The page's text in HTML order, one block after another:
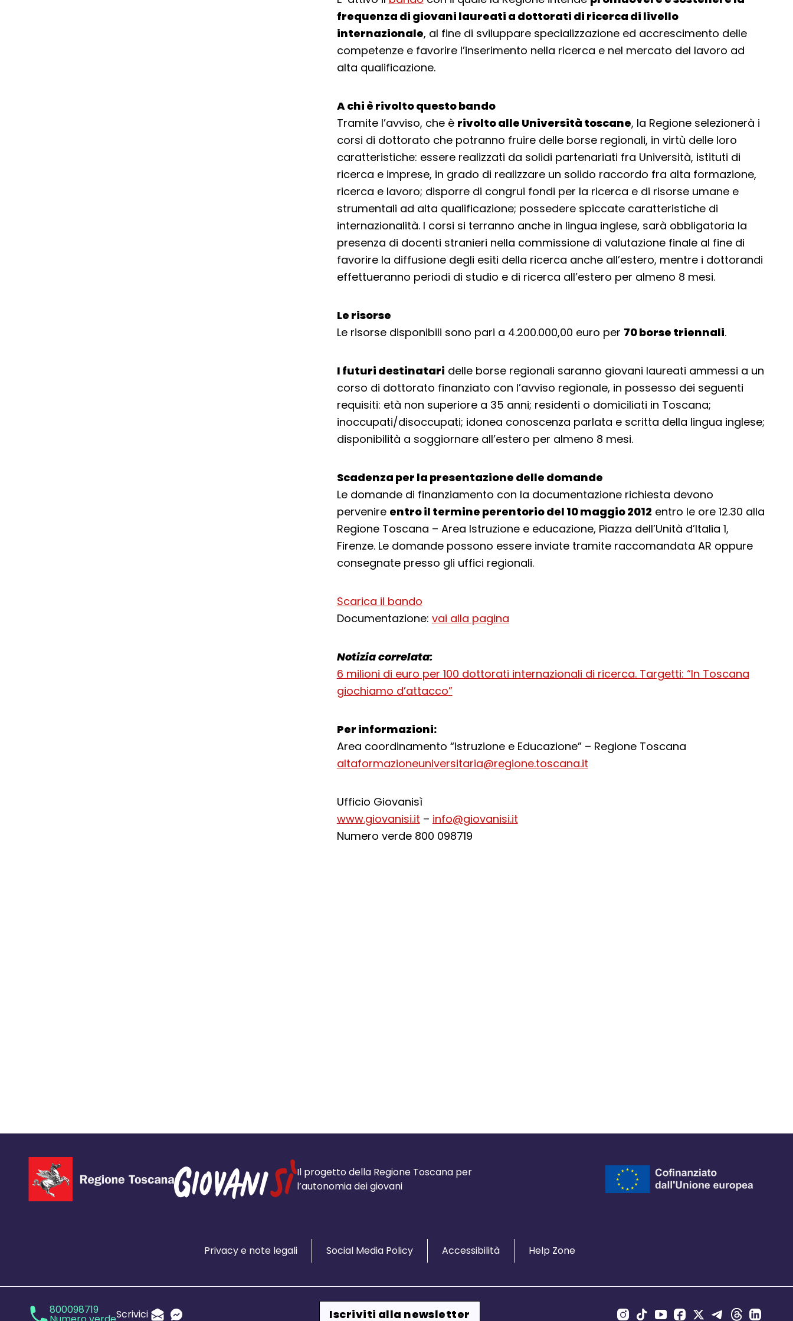
frequenza di giovani laureati a dottorati di ricerca di livello
internazionale, al fine di sviluppare specializzazione ed accrescimento delle
competenze e favorire l’inserimento nella ricerca e nel mercato del lavoro ad
alta qualificazione.
A chi è rivolto questo bando
Tramite l’avviso, che è rivolto alle Università toscane, la Regione selezionerà i
corsi di dottorato che potranno fruire delle borse regionali, in virtù delle loro
caratteristiche: essere realizzati da solidi partenariati fra Università, istituti di
ricerca e imprese, in grado di realizzare un solido raccordo fra alta formazione,
ricerca e lavoro; disporre di congrui fondi per la ricerca e di risorse umane e
strumentali ad alta qualificazione; possedere spiccate caratteristiche di
internazionalità. I corsi si terranno anche in lingua inglese, sarà obbligatoria la
presenza di docenti stranieri nella commissione di valutazione finale al fine di
favorire la diffusione degli esiti della ricerca anche all’estero, mentre i dottorandi
effettueranno periodi di studio e di ricerca all’estero per almeno 8 mesi.
Le risorse
Le risorse disponibili sono pari a 4.200.000,00 euro per 70 borse triennali.
I futuri destinatari delle borse regionali saranno giovani laureati ammessi a un
corso di dottorato finanziato con l’avviso regionale, in possesso dei seguenti
requisiti: età non superiore a 35 anni; residenti o domiciliati in Toscana;
inoccupati/disoccupati; idonea conoscenza parlata e scritta della lingua inglese;
disponibilità a soggiornare all’estero per almeno 8 mesi.
Scadenza per la presentazione delle domande
Le domande di finanziamento con la documentazione richiesta devono
pervenire entro il termine perentorio del 10 maggio 2012 entro le ore 12.30 alla
Regione Toscana – Area Istruzione e educazione, Piazza dell’Unità d’Italia 1,
Firenze. Le domande possono essere inviate tramite raccomandata AR oppure
consegnate presso gli uffici regionali.
Scarica il bando
Documentazione: vai alla pagina
Notizia correlata:
6 milioni di euro per 100 dottorati internazionali di ricerca. Targetti: “In Toscana
giochiamo d’attacco”
Per informazioni:
Area coordinamento “Istruzione e Educazione” – Regione Toscana
altaformazioneuniversitaria@regione.toscana.it
Ufficio Giovanisì
www.giovanisi.it – info@giovanisi.it
Numero verde 800 098719
Il progetto della Regione Toscana per
l’autonomia dei giovani
Privacy e note legali Social Media Policy Accessibilità Help Zone
800098719 Scrivici Iscriviti alla newsletter Canali Social